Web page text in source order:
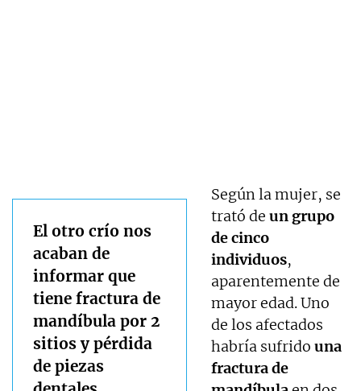
El otro crío nos
acaban de
informar que
tiene fractura de
mandíbula por 2
sitios y pérdida
de piezas
Según la mujer, se
trató deun grupo
de cinco
individuos,
aparentemente de
mayor edad. Uno
de los afectados
habría sufridouna
fractura de